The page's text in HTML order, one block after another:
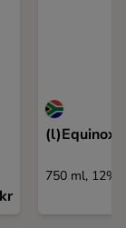
(l)Equinox
750 ml, 12%